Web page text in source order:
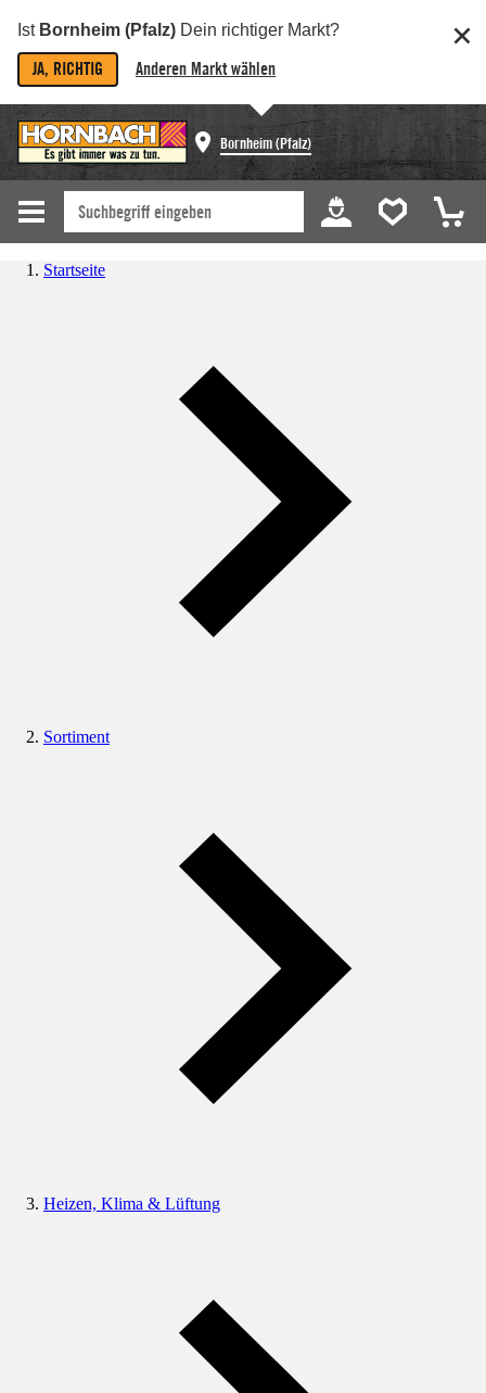
Ist Bornheim (Pfalz) Dein richtiger Markt?
JA, RICHTIG Anderen Markt wählen
Bornheim (Pfalz)
Startseite
Sortiment
Heizen, Klima & Lüftung